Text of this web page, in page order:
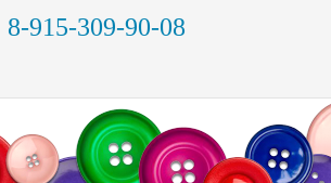
8-915-309-90-08